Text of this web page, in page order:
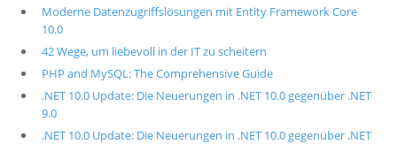
Moderne Datenzugriffslösungen mit Entity Framework Core
10.0
42 Wege, um liebevoll in der IT zu scheitern
PHP and MySQL: The Comprehensive Guide
.NET 10.0 Update: Die Neuerungen in .NET 10.0 gegenüber .NET
9.0
.NET 10.0 Update: Die Neuerungen in .NET 10.0 gegenüber .NET